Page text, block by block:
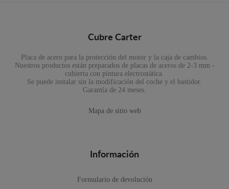
Cubre Carter
Placa de acero para la protección del motor y la caja de cambios.
Nuestros productos están preparados de placas de aceros de 2-3 mm -
cubierta con pintura electrostática.
Se puede instalar sin la modificación del coche y el bastidor.
Garantía de 24 meses.
Mapa de sitio web
Información
Formulario de devolución